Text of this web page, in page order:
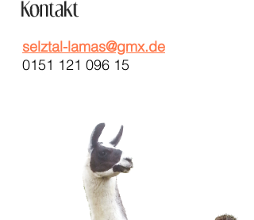
selztal-lamas@gmx.de
0151 121 096 15